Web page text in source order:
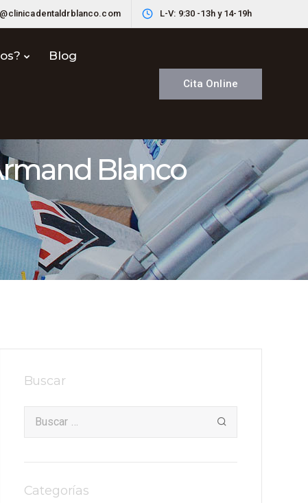
L-V: 9:30 -13h y 14-19h
Blog
Cita Online
Blanco
Buscar
Categorías